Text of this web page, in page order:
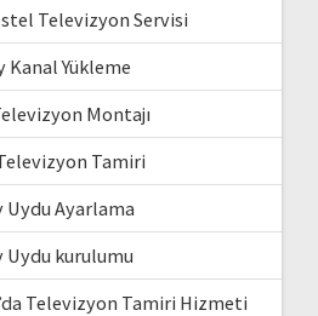
Televizyon Servisi
Kanal Yükleme
Montajı
Tamiri
Uydu Ayarlama
Uydu kurulumu
Televizyon Tamiri Hizmeti